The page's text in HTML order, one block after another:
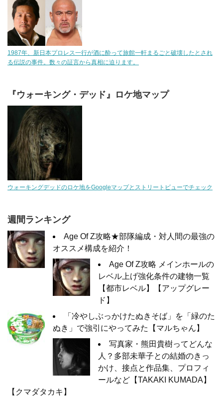
1987年、新日本プロレス一行が酒に酔って旅館一軒まるごと破壊したとされ
る伝説の事件。数々の証言から真相に迫ります。
『ウォーキング・デッド』ロケ地マップ
ウォーキングデッドのロケ地をGoogleマップとストリートビューでチェック
週間ランキング
Age Of Z攻略★部隊編成・対人間の最強の
オススメ構成を紹介！
Age Of Z攻略 メインホールの
レベル上げ強化条件の建物一覧
【都市レベル】【アップグレー
ド】
「冷やしぶっかけたぬきそば」を「緑のた
ぬき」で強引にやってみた【マルちゃん】
写真家・熊田貴樹ってどんな
人？多部未華子との結婚のきっ
かけ、接点と作品集、プロフィ
ールなど【TAKAKI KUMADA】
【クマダタカキ】